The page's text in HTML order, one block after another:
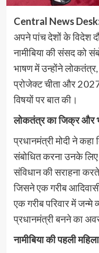
Central News
अपने पांच देशों के विदेश
नामीबिया की संसद को
भाषण में उन्होंने लोकतंत्र,
प्रोजेक्ट चीता और
विषयों पर बात की।
लोकतंत्र का जिक्र और
प्रधानमंत्री मोदी ने कहा
संबोधित करना उनके लिए
संविधान की सराहना
जिसने एक गरीब
एक गरीब परिवार में जन्मे
प्रधानमंत्री बनने का
नामीबिया की पहली